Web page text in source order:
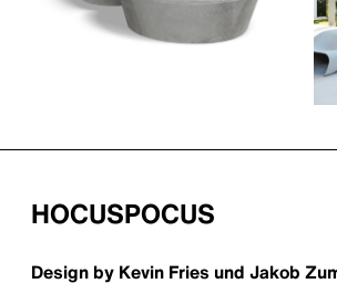
HOCUSPOCUS
Design by Kevin Fries und Jakob